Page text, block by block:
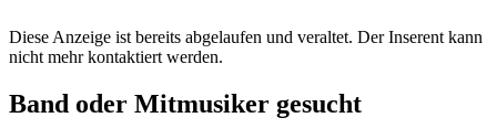
Diese Anzeige ist bereits abgelaufen und veraltet. Der Inserent kann
nicht mehr kontaktiert werden.
Band oder Mitmusiker gesucht